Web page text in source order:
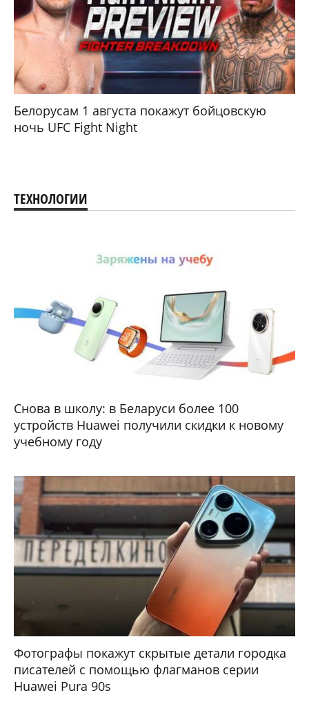
Белорусам 1 августа покажут бойцовскую
ночь UFC Fight Night
ТЕХНОЛОГИИ
Снова в школу: в Беларуси более 100
устройств Huawei получили скидки к новому
учебному году
Фотографы покажут скрытые детали городка
писателей с помощью флагманов серии
Huawei Pura 90s